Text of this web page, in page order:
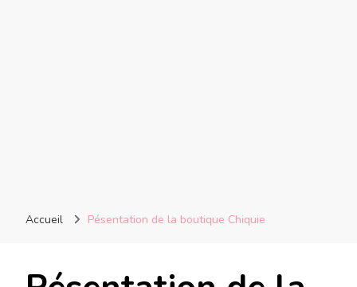
Accueil Pésentation de la boutique Chiquie